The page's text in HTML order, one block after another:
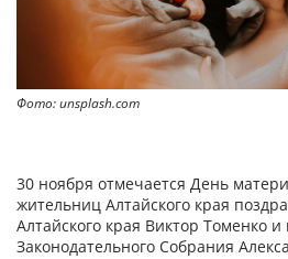
Фото: unsplash.com
30 ноября отмечается День
жительниц Алтайского края
Алтайского края Виктор Томенко и
Законодательного Собрания